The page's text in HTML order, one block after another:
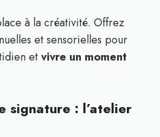
à la créativité. Offrez
et sensorielles pour
etvivre un moment
signature : l’atelier